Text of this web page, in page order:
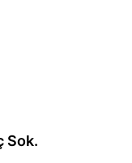
Sok.